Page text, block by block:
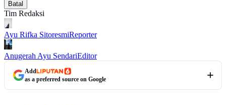
Batal
Tim Redaksi
Ayu Rifka SitoresmiReporter
Anugerah Ayu SendariEditor
Add
as a preferred source on Google